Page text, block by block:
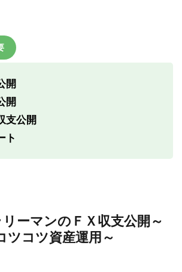
開
開
支公開
ト
リーマンのＦＸ収支公開～
ツコツ資産運用～